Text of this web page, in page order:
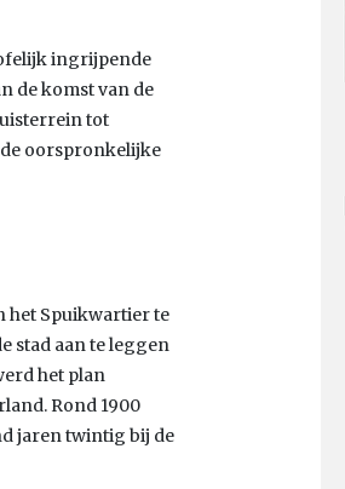
ingrijpende
de komst van de
tot
oorspronkelijke
het Spuikwartier te
stad aan te leggen
het plan
Rond 1900
jaren twintig bij de